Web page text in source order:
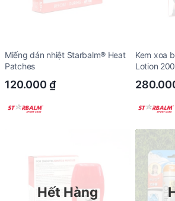
Miếng dán nhiệt Starbalm® Heat
Patches
120.000 ₫
Kem xoa
Lotion
Hết Hàng